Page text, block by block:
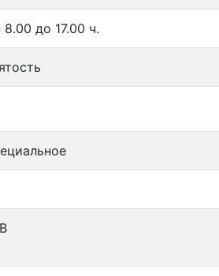
до 17.00 ч.